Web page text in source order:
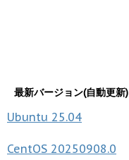
最新バージョン(自動更新)
Ubuntu 25.04
CentOS 20250908.0